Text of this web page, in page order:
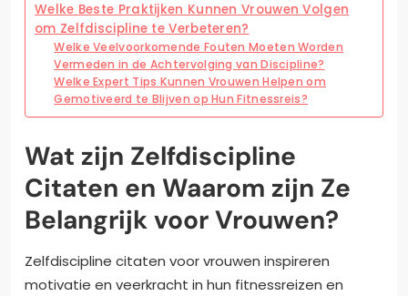
Welke Beste Praktijken Kunnen Vrouwen Volgen
om Zelfdiscipline te Verbeteren?
Welke Veelvoorkomende Fouten Moeten Worden
Vermeden in de Achtervolging van Discipline?
Welke Expert Tips Kunnen Vrouwen Helpen om
Gemotiveerd te Blijven op Hun Fitnessreis?
Wat zijn Zelfdiscipline
Citaten en Waarom zijn Ze
Belangrijk voor Vrouwen?
Zelfdiscipline citaten voor vrouwen inspireren
motivatie en veerkracht in hun fitnessreizen en